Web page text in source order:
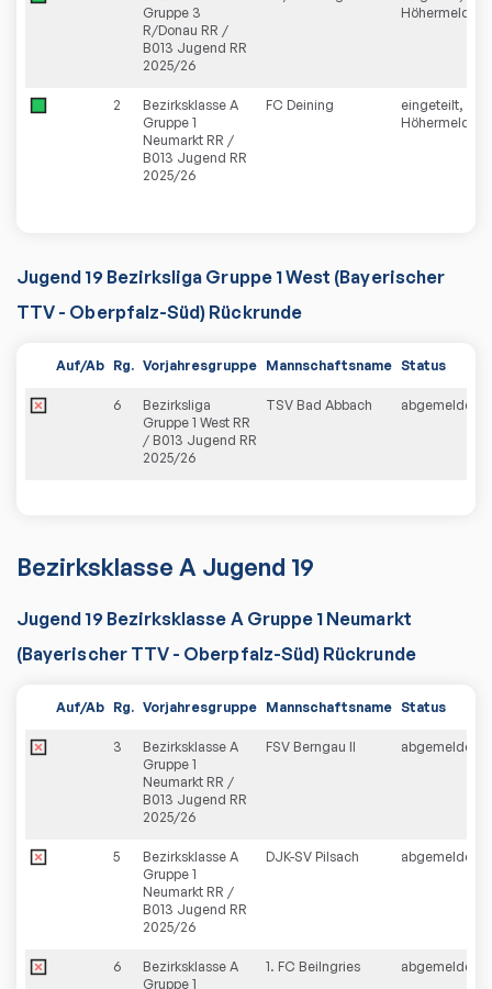
Gruppe 3
R/Donau RR /
B013 Jugend RR
2025/26
2
Bezirksklasse A
Gruppe 1
Neumarkt RR /
B013 Jugend RR
2025/26
FC Deining
eingeteilt,
Jugend 19 Bezirksliga Gruppe 1 West (Bayerischer
TTV - Oberpfalz-Süd) Rückrunde
Auf/Ab Rg. Vorjahresgruppe Mannschaftsname Status
6
Bezirksliga
Gruppe 1 West RR
/ B013 Jugend RR
2025/26
TSV Bad Abbach abgemeldet
Bezirksklasse A Jugend 19
Jugend 19 Bezirksklasse A Gruppe 1 Neumarkt
(Bayerischer TTV - Oberpfalz-Süd) Rückrunde
Auf/Ab Rg. Vorjahresgruppe Mannschaftsname Status
3
Bezirksklasse A
Gruppe 1
Neumarkt RR /
B013 Jugend RR
2025/26
FSV Berngau II abgemeldet
5
Bezirksklasse A
Gruppe 1
Neumarkt RR /
B013 Jugend RR
2025/26
DJK-SV Pilsach abgemeldet
6
Bezirksklasse A
Gruppe 1
1. FC Beilngries abgemeldet